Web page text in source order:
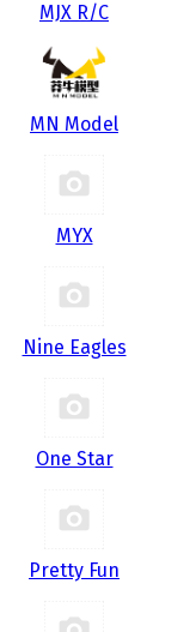
MJX R/C
MN Model
MYX
Nine Eagles
One Star
Pretty Fun